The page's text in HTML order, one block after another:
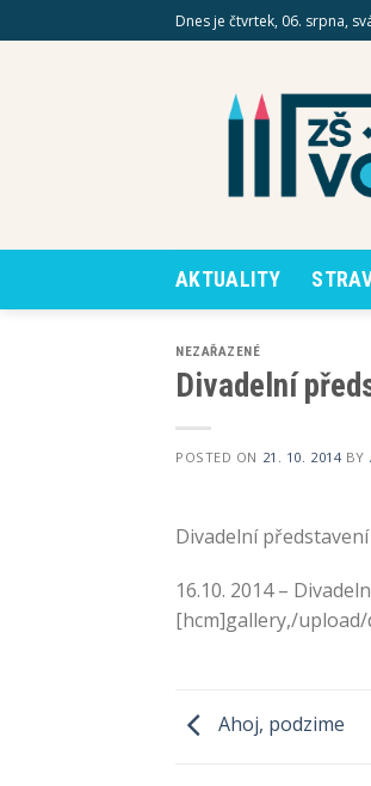
to
Dnes je čtvrtek, 06. srpna,
AKTUALITY
NEZAŘAZENÉ
Divadelní
POSTED ON 21. 10. 2014BY
Divadelní představení
16.10. 2014 –
[hcm]gallery,/
Ahoj, podzime